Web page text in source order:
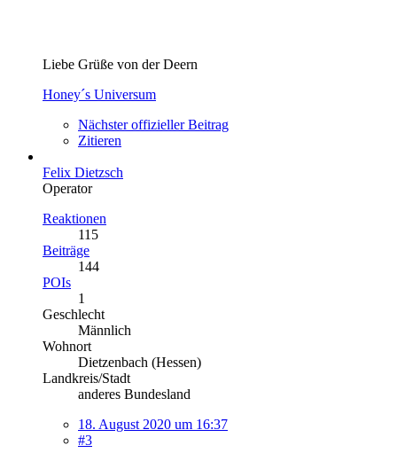
Liebe Grüße von der Deern
Honey´s Universum
Nächster offizieller Beitrag
Zitieren
Felix Dietzsch
Operator
Reaktionen
115
Beiträge
144
POIs
1
Geschlecht
Männlich
Wohnort
Dietzenbach (Hessen)
Landkreis/Stadt
anderes Bundesland
18. August 2020 um 16:37
#3